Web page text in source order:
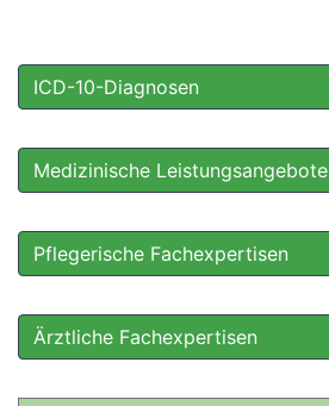
ICD-10-Diagnosen
Medizinische Leistungsangebote
Pflegerische Fachexpertisen
Ärztliche Fachexpertisen